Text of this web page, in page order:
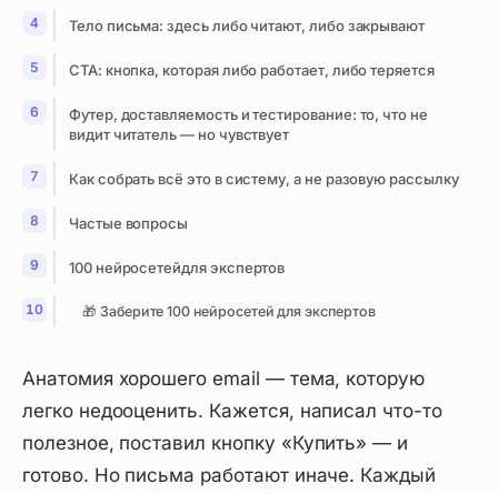
Тело письма: здесь либо читают, либо закрывают
CTA: кнопка, которая либо работает, либо теряется
Футер, доставляемость и тестирование: то, что не
видит читатель — но чувствует
Как собрать всё это в систему, а не разовую рассылку
Частые вопросы
100 нейросетейдля экспертов
🎁 Заберите 100 нейросетей для экспертов
Анатомия хорошего email — тема, которую
легко недооценить. Кажется, написал что-то
полезное, поставил кнопку «Купить» — и
готово. Но письма работают иначе. Каждый